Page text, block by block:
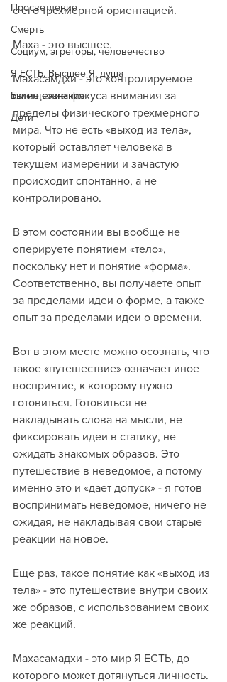
Просветление
Смерть
Социум, эгрегоры, человечество
Я ЕСТЬ, Высшее Я, душа
Бытие сознание
Дети
с его трехмерной ориентацией.
Маха - это высшее.
Махасамдхи - это контролируемое
смещение фокуса внимания за
пределы физического трехмерного
мира. Что не есть «выход из тела»,
который оставляет человека в
текущем измерении и зачастую
происходит спонтанно, а не
контролировано.
В этом состоянии вы вообще не
оперируете понятием «тело»,
поскольку нет и понятие «форма».
Соответственно, вы получаете опыт
за пределами идеи о форме, а также
опыт за пределами идеи о времени.
Вот в этом месте можно осознать, что
такое «путешествие» означает иное
восприятие, к которому нужно
готовиться. Готовиться не
накладывать слова на мысли, не
фиксировать идеи в статику, не
ожидать знакомых образов. Это
путешествие в неведомое, а потому
именно это и «дает допуск» - я готов
воспринимать неведомое, ничего не
ожидая, не накладывая свои старые
реакции на новое.
Еще раз, такое понятие как «выход из
тела» - это путешествие внутри своих
же образов, с использованием своих
же реакций.
Махасамадхи - это мир Я ЕСТЬ, до
которого может дотянуться личность.